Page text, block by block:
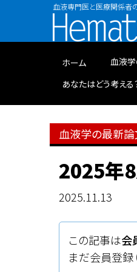
血液専門医と医療関係者の
ホーム 血液
あなたはどう考える
血液学の最新
2025年
2025.11.13
この記事は会
まだ会員登録